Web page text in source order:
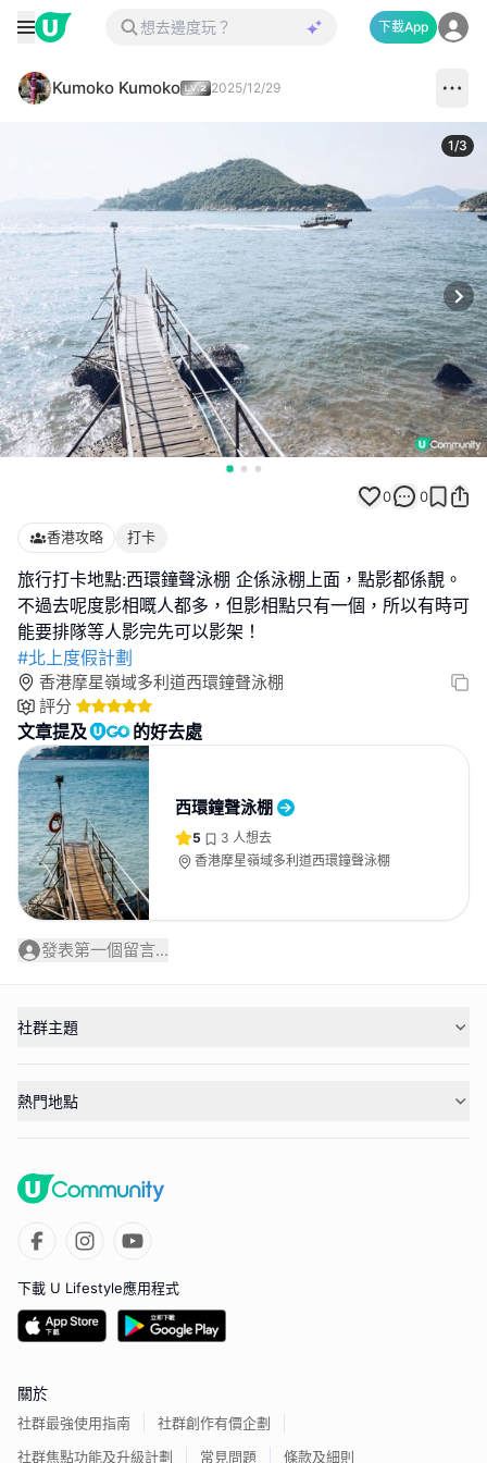
下載App
Kumoko Kumoko 2025/12/29
1/3
0 0
香港攻略 打卡
旅行打卡地點:西環鐘聲泳棚 企係泳棚上面，點影都係靚。
不過去呢度影相嘅人都多，但影相點只有一個，所以有時可
#北上度假計劃
香港摩星嶺域多利道西環鐘聲泳棚
評分
文章提及 的好去處
西環鐘聲泳棚
5 3 人想去
香港摩星嶺域多利道西環鐘聲泳棚
發表第一個留言...
社群主題
熱門地點
下載 U Lifestyle應用程式
關於
社群最強使用指南
社群創作有價企劃
社群焦點功能及升級計劃
常見問題 條款及細則